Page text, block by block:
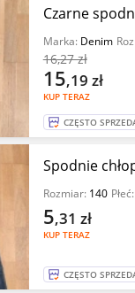
Czarne
Marka: Denim
16,27 zł
KUP TERAZ
15,19 zł
CZĘSTO
Spodnie
Rozmiar: 140 Płeć:
KUP TERAZ
5,31 zł
CZĘSTO